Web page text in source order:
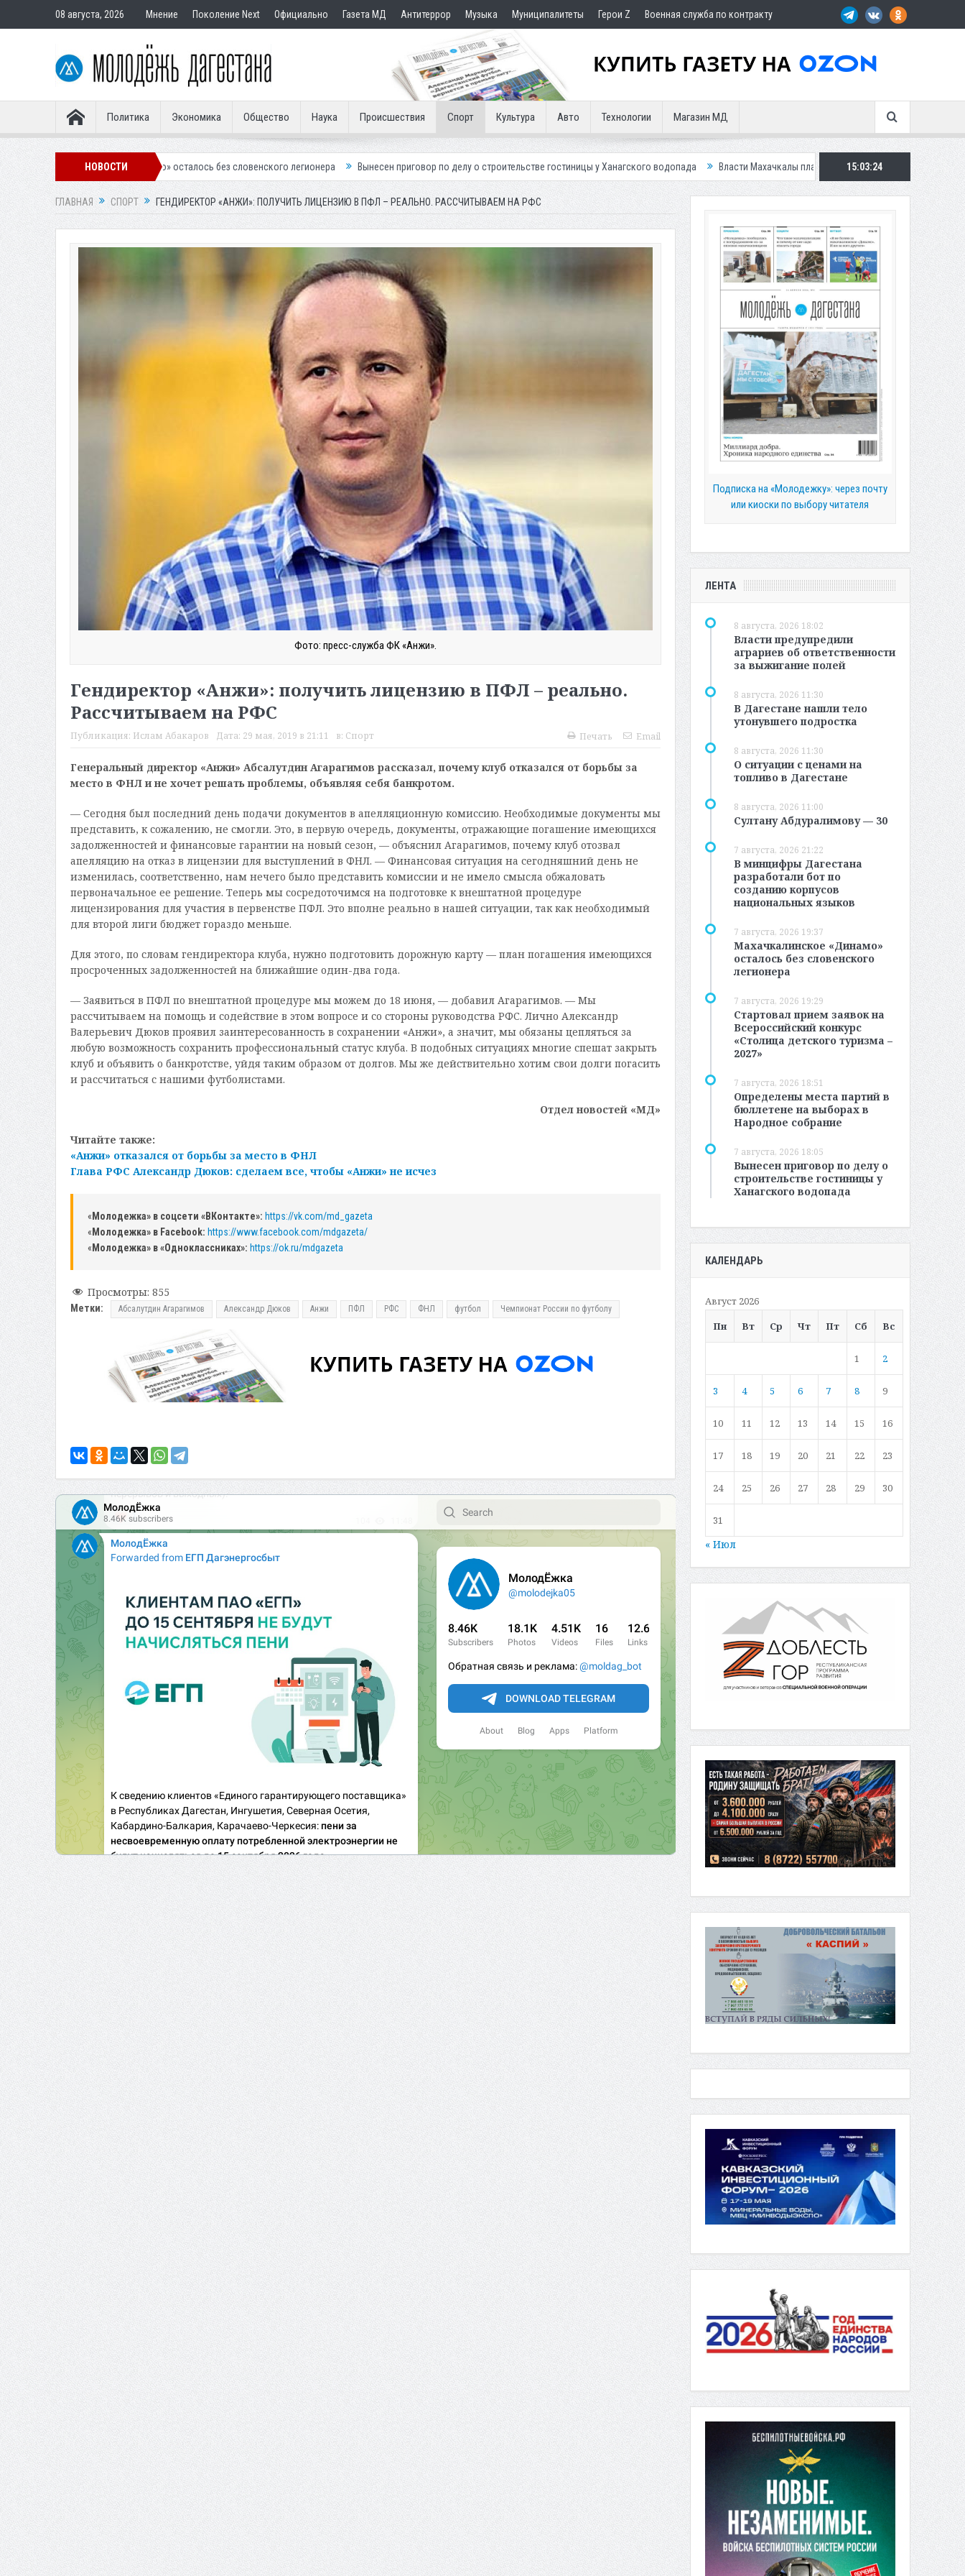
08 августа, 2026 Мнение Поколение Next Официально Газета МД Антитеррор Музыка Муниципалитеты Герои Z Военная служба по контракту
Политика Экономика Общество Наука Происшествия Спорт Культура Авто Технологии Магазин МД
НОВОСТИ
«Динамо» осталось без словенского легионера Вынесен приговор по делу о строительстве гостиницы у Ханагского водопада Власти Махачкалы планирует внедрить новую систему для улучшения
15:03:25
ГЛАВНАЯ СПОРТ ГЕНДИРЕКТОР «АНЖИ»: ПОЛУЧИТЬ ЛИЦЕНЗИЮ В ПФЛ – РЕАЛЬНО. РАССЧИТЫВАЕМ НА РФС
Фото: пресс-служба ФК «Анжи».
Гендиректор «Анжи»: получить лицензию в ПФЛ – реально.
Рассчитываем на РФС
Публикация: Ислам Абакаров Дата: 29 мая, 2019 в 21:11 в: Спорт Печать Email
Генеральный директор «Анжи» Абсалутдин Агарагимов рассказал, почему клуб отказался от борьбы за
место в ФНЛ и не хочет решать проблемы, объявляя себя банкротом.
— Сегодня был последний день подачи документов в апелляционную комиссию. Необходимые документы мы
представить, к сожалению, не смогли. Это, в первую очередь, документы, отражающие погашение имеющихся
задолженностей и финансовые гарантии на новый сезон, — объяснил Агарагимов, почему клуб отозвал
апелляцию на отказ в лицензии для выступлений в ФНЛ. — Финансовая ситуация на сегодняшний день не
изменилась, соответственно, нам нечего было представить комиссии и не имело смысла обжаловать
первоначальное ее решение. Теперь мы сосредоточимся на подготовке к внештатной процедуре
лицензирования для участия в первенстве ПФЛ. Это вполне реально в нашей ситуации, так как необходимый
для второй лиги бюджет гораздо меньше.
Для этого, по словам гендиректора клуба, нужно подготовить дорожную карту — план погашения имеющихся
просроченных задолженностей на ближайшие один-два года.
— Заявиться в ПФЛ по внештатной процедуре мы можем до 18 июня, — добавил Агарагимов. — Мы
рассчитываем на помощь и содействие в этом вопросе и со стороны руководства РФС. Лично Александр
Валерьевич Дюков проявил заинтересованность в сохранении «Анжи», а значит, мы обязаны цепляться за
любую возможность сохранить профессиональный статус клуба. В подобных ситуациях многие спешат закрыть
клуб и объявить о банкротстве, уйдя таким образом от долгов. Мы же действительно хотим свои долги погасить
и рассчитаться с нашими футболистами.
Отдел новостей «МД»
Читайте также:
«Анжи» отказался от борьбы за место в ФНЛ
Глава РФС Александр Дюков: сделаем все, чтобы «Анжи» не исчез
« Молодежка» в соцсети «ВКонтакте»: https://vk.com/md_gazeta
« Молодежка» в Facebook: https://www.facebook.com/mdgazeta/
« Молодежка» в «Одноклассниках»: https://ok.ru/mdgazeta
Просмотры: 855
Метки: Абсалутдин Агарагимов Александр Дюков Анжи ПФЛ РФС ФНЛ футбол Чемпионат России по футболу
Подписка на «Молодежку»: через почту
или киоски по выбору читателя
ЛЕНТА
8 августа, 2026 18:02
Власти предупредили
аграриев об ответственности
за выжигание полей
8 августа, 2026 11:30
В Дагестане нашли тело
утонувшего подростка
8 августа, 2026 11:30
О ситуации с ценами на
топливо в Дагестане
8 августа, 2026 11:00
Султану Абдуралимову — 30
7 августа, 2026 21:22
В минцифры Дагестана
разработали бот по
созданию корпусов
национальных языков
7 августа, 2026 19:37
Махачкалинское «Динамо»
осталось без словенского
легионера
7 августа, 2026 19:29
Стартовал прием заявок на
Всероссийский конкурс
«Столица детского туризма –
2027»
7 августа, 2026 18:51
Определены места партий в
бюллетене на выборах в
Народное собрание
7 августа, 2026 18:05
Вынесен приговор по делу о
строительстве гостиницы у
Ханагского водопада
КАЛЕНДАРЬ
Август 2026
Пн
Вт Ср Чт Пт Сб Вс
1 2
3 4 5 6 7 8 9
10 11 12 13 14 15 16
17 18 19 20 21 22 23
24 25 26 27 28 29 30
31
« Июл